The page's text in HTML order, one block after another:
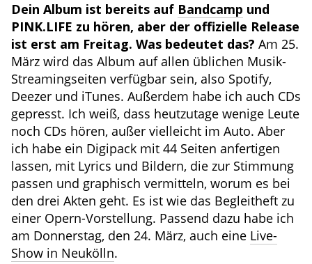
Dein Album ist bereits auf Bandcamp und
PINK.LIFE zu hören, aber der offizielle Release
ist erst am Freitag. Was bedeutet das? Am 25.
März wird das Album auf allen üblichen Musik-
Streamingseiten verfügbar sein, also Spotify,
Deezer und iTunes. Außerdem habe ich auch CDs
gepresst. Ich weiß, dass heutzutage wenige Leute
noch CDs hören, außer vielleicht im Auto. Aber
ich habe ein Digipack mit 44 Seiten anfertigen
lassen, mit Lyrics und Bildern, die zur Stimmung
passen und graphisch vermitteln, worum es bei
den drei Akten geht. Es ist wie das Begleitheft zu
einer Opern-Vorstellung. Passend dazu habe ich
am Donnerstag, den 24. März, auch eine Live-
Show in Neukölln.